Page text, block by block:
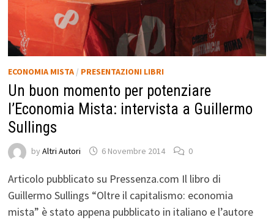
ECONOMIA MISTA/ PRESENTAZIONI LIBRI
Un buon momento per potenziare
l’Economia Mista: intervista a Guillermo
Sullings
by Altri Autori 6 Novembre 2014 0
Articolo pubblicato su Pressenza.com Il libro di
Guillermo Sullings “Oltre il capitalismo: economia
mista” è stato appena pubblicato in italiano e l’autore